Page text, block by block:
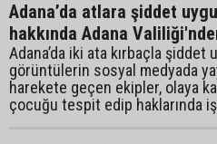
Adana’da atlara şiddet
hakkında Adana
Adana’da iki ata kırbaçla şiddet
görüntülerin sosyal medyada
harekete geçen ekipler, olaya
çocuğu tespit edip haklarında